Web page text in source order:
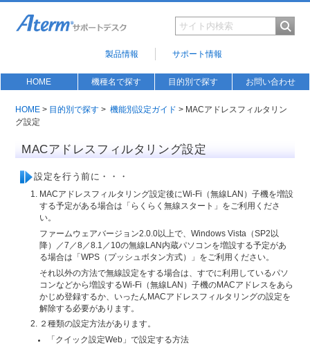
製品情報 サポート情報
HOME 機種名で探す 目的別で探す お問い合わせ
HOME > 目的別で探す >機能別設定ガイド > MACアドレスフィルタリン
グ設定
MACアドレスフィルタリング設定
設定を行う前に・・・
MACアドレスフィルタリング設定後にWi-Fi（無線LAN）子機を増設
する予定がある場合は「らくらく無線スタート」をご利用くださ
い。
ファームウェアバージョン2.0.0以上で、Windows Vista（SP2以
降）／7／8／8.1／10の無線LAN内蔵パソコンを増設する予定があ
る場合は「WPS（プッシュボタン方式）」をご利用ください。
それ以外の方法で無線設定をする場合は、すでに利用しているパソ
コンなどから増設するWi-Fi（無線LAN）子機のMACアドレスをあら
かじめ登録するか、いったんMACアドレスフィルタリングの設定を
解除する必要があります。
２種類の設定方法があります。
「クイック設定Web」で設定する方法